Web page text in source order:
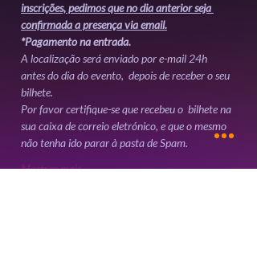
inscrições, pedimos que no dia anterior seja
confirmada a presença via email.
*Pagamento na entrada.
A localização será enviado por e-mail 24h
antes do dia do evento,  depois de receber o seu
bilhete.
Por favor certifique-se que recebeu o  bilhete na
sua caixa de correio eletrónico, e que o mesmo
não tenha ido parar à pasta de Spam.
Mostrar mais